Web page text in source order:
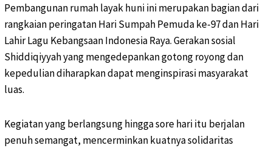
Pembangunan rumah layak huni ini merupakan bagian dari
rangkaian peringatan Hari Sumpah Pemuda ke-97 dan Hari
Lahir Lagu Kebangsaan Indonesia Raya. Gerakan sosial
Shiddiqiyyah yang mengedepankan gotong royong dan
kepedulian diharapkan dapat menginspirasi masyarakat
luas.
Kegiatan yang berlangsung hingga sore hari itu berjalan
penuh semangat, mencerminkan kuatnya solidaritas